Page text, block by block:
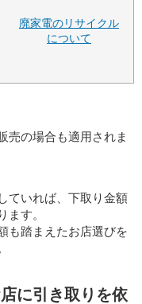
廃家電のリサイクル
について
売の場合も適用されま
ていれば、下取り金額
ます。
も踏まえたお店選びを
に引き取りを依